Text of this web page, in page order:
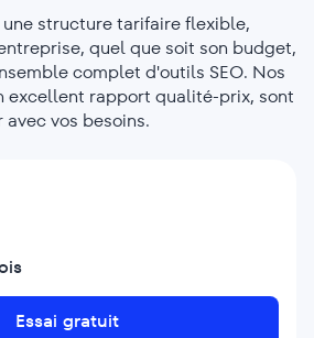
une structure tarifaire flexible,
quel que soit son budget,
complet d'outils SEO. Nos
excellent rapport qualité-prix, sont
vos besoins.
Essai gratuit